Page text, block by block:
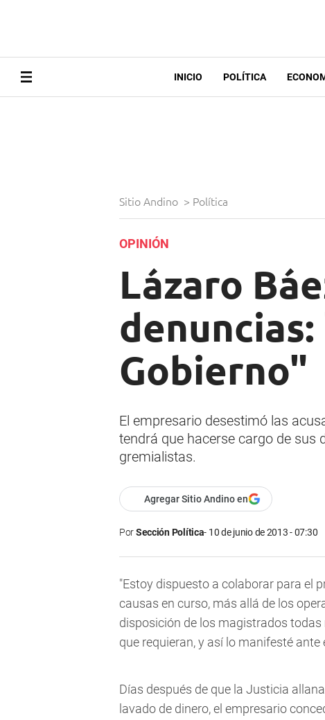
INICIO POLÍTICA
Sitio Andino > Política
OPINIÓN
Lázaro
Gobierno"
El empresario desestimó las
tendrá que hacerse cargo de sus
gremialistas.
Agregar Sitio Andino en
PorSección Política 10 de junio de 2013 - 07:30
"Estoy dispuesto a colaborar para el
causas en curso, más allá de los
disposición de los magistrados
que requieran, y así lo manifesté ante
Días después de que la Justicia
lavado de dinero, el empresario